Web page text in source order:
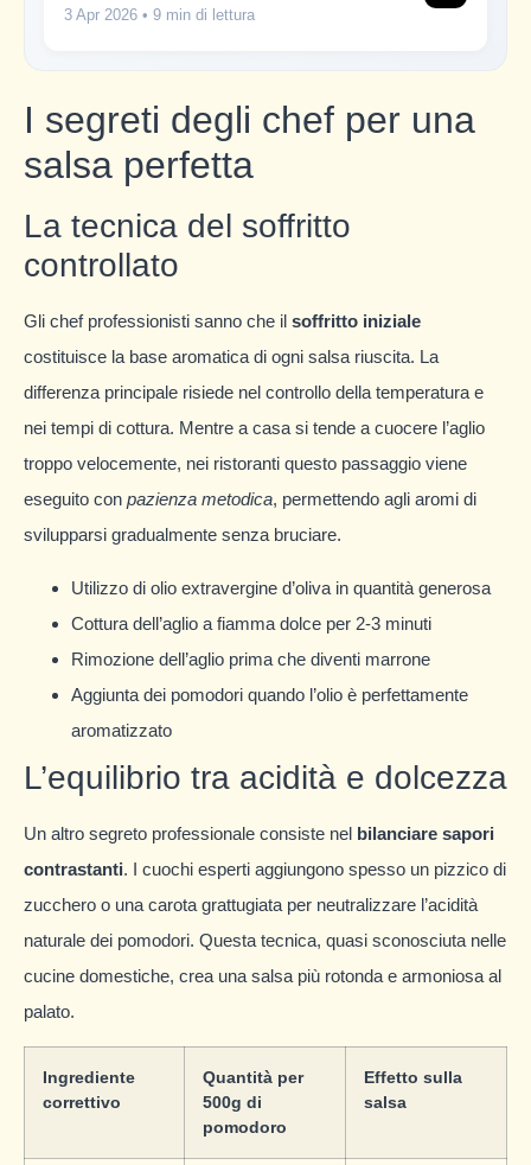
3 Apr 2026 • 9 min di lettura
I segreti degli chef per una
salsa perfetta
La tecnica del soffritto
controllato
Gli chef professionisti sanno che il soffritto iniziale
costituisce la base aromatica di ogni salsa riuscita. La
differenza principale risiede nel controllo della temperatura e
nei tempi di cottura. Mentre a casa si tende a cuocere l’aglio
troppo velocemente, nei ristoranti questo passaggio viene
eseguito con pazienza metodica, permettendo agli aromi di
svilupparsi gradualmente senza bruciare.
Utilizzo di olio extravergine d’oliva in quantità generosa
Cottura dell’aglio a fiamma dolce per 2-3 minuti
Rimozione dell’aglio prima che diventi marrone
Aggiunta dei pomodori quando l’olio è perfettamente
aromatizzato
L’equilibrio tra acidità e dolcezza
Un altro segreto professionale consiste nel bilanciare sapori
contrastanti. I cuochi esperti aggiungono spesso un pizzico di
zucchero o una carota grattugiata per neutralizzare l’acidità
naturale dei pomodori. Questa tecnica, quasi sconosciuta nelle
cucine domestiche, crea una salsa più rotonda e armoniosa al
palato.
Ingrediente
correttivo
Quantità per
500g di
pomodoro
Effetto sulla
salsa